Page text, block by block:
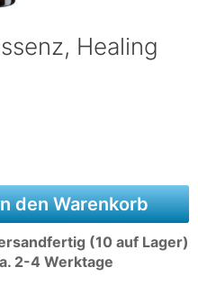
Healing
den Warenkorb
(10 auf Lager)
2-4 Werktage